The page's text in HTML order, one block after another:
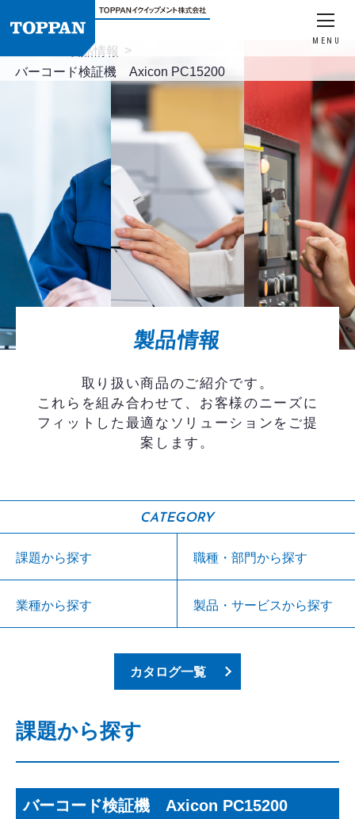
MENU
製品情報
バーコード検証機 Axicon PC15200
製品情報
取り扱い商品のご紹介です。
これらを組み合わせて、お客様のニーズに
フィットした最適なソリューションをご提
案します。
CATEGORY
課題から探す 職種・部門から探す
業種から探す 製品・サービスから探す
カタログ一覧
課題から探す
バーコード検証機 Axicon PC15200